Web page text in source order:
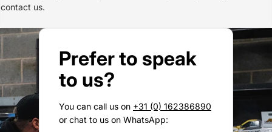
contact us.
Prefer to speak
to us?
You can call us on +31 (0) 162386890
or chat to us on WhatsApp: